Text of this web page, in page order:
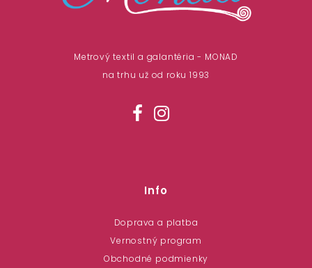
Metrový textil a galantéria - MONAD
na trhu už od roku 1993
Info
Doprava a platba
Vernostný program
Obchodné podmienky